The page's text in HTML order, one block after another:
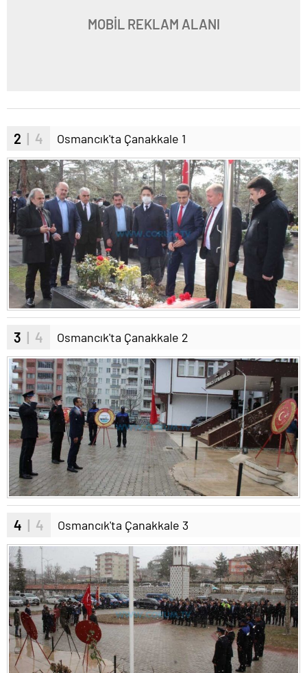
MOBİL REKLAM ALANI
2 | 4 Osmancık'ta Çanakkale 1
3 | 4 Osmancık'ta Çanakkale 2
4 | 4 Osmancık'ta Çanakkale 3